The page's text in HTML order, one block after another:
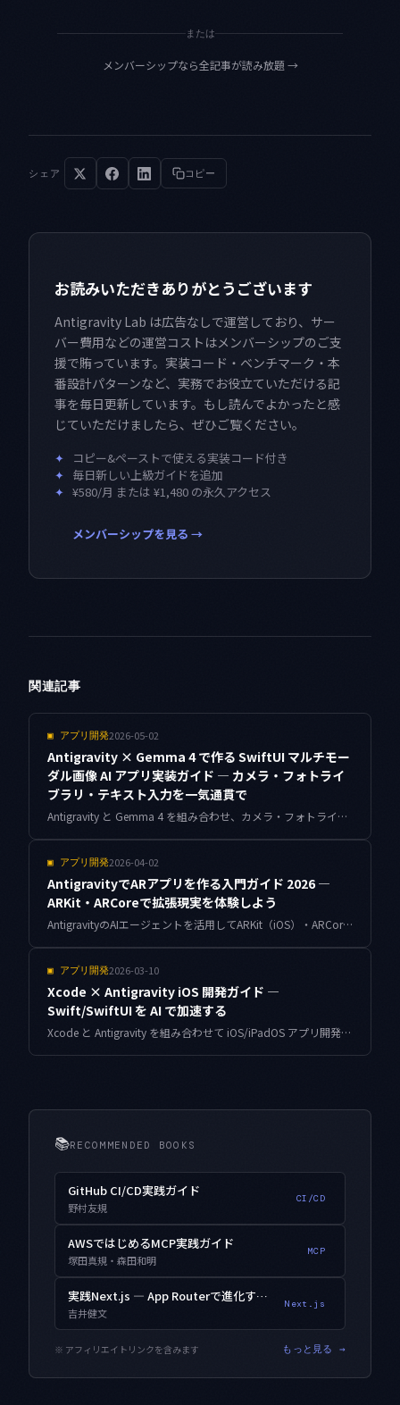
または
メンバーシップなら全記事が読み放題→
シェア コピー
お読みいただきありがとうございます
Antigravity Lab は広告なしで運営しており、サー
バー費用などの運営コストはメンバーシップのご支
援で賄っています。実装コード・ベンチマーク・本
番設計パターンなど、実務でお役立ていただける記
事を毎日更新しています。もし読んでよかったと感
じていただけましたら、ぜひご覧ください。
✦
コピー&ペーストで使える実装コード付き
✦ 毎日新しい上級ガイドを追加
✦ ¥580/月 または ¥1,480 の永久アクセス
メンバーシップを見る →
関連記事
▣ アプリ開発2026-05-02
Antigravity × Gemma 4 で作る SwiftUI マルチモー
ダル画像 AI アプリ実装ガイド — カメラ・フォトライ
ブラリ・テキスト入力を一気通貫で
Antigravity と Gemma 4 を組み合わせ、カメラ・フォトライブラリ・テキスト入力に対応したマルチモーダル AI アプリを SwiftUI で実装する完全ガイド。Core ML 統合からエラーハンドリング、App Store 審査対応まで網羅します。
▣ アプリ開発2026-04-02
AntigravityでARアプリを作る入門ガイド 2026 —
ARKit・ARCoreで拡張現実を体験しよう
AntigravityのAIエージェントを活用してARKit（iOS）・ARCore（Android）の拡張現実アプリを効率よく開発する入門ガイド。2026年のAR市場動向からステップバイステップの実装手順まで丁寧に解説します。
▣ アプリ開発2026-03-10
Xcode × Antigravity iOS 開発ガイド —
Swift/SwiftUI を AI で加速する
Xcode と Antigravity を組み合わせて iOS/iPadOS アプリ開発を加速する方法を、SwiftUI のコード生成からテスト、本番運用でのハマりどころと回避策まで、5,000万DL の個人開発現場の数字と一緒に共有します。
📚RECOMMENDED BOOKS
GitHub CI/CD実践ガイド
野村友規
CI/CD
AWSではじめるMCP実践ガイド
塚田真規・森田和明
MCP
実践Next.js — App Routerで進化するWebアプリ開発
吉井健文
Next.js
※ アフィリエイトリンクを含みます もっと見る →